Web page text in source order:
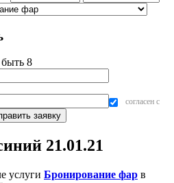
8
согласен с
21.01.21
услуги Бронирование фар в